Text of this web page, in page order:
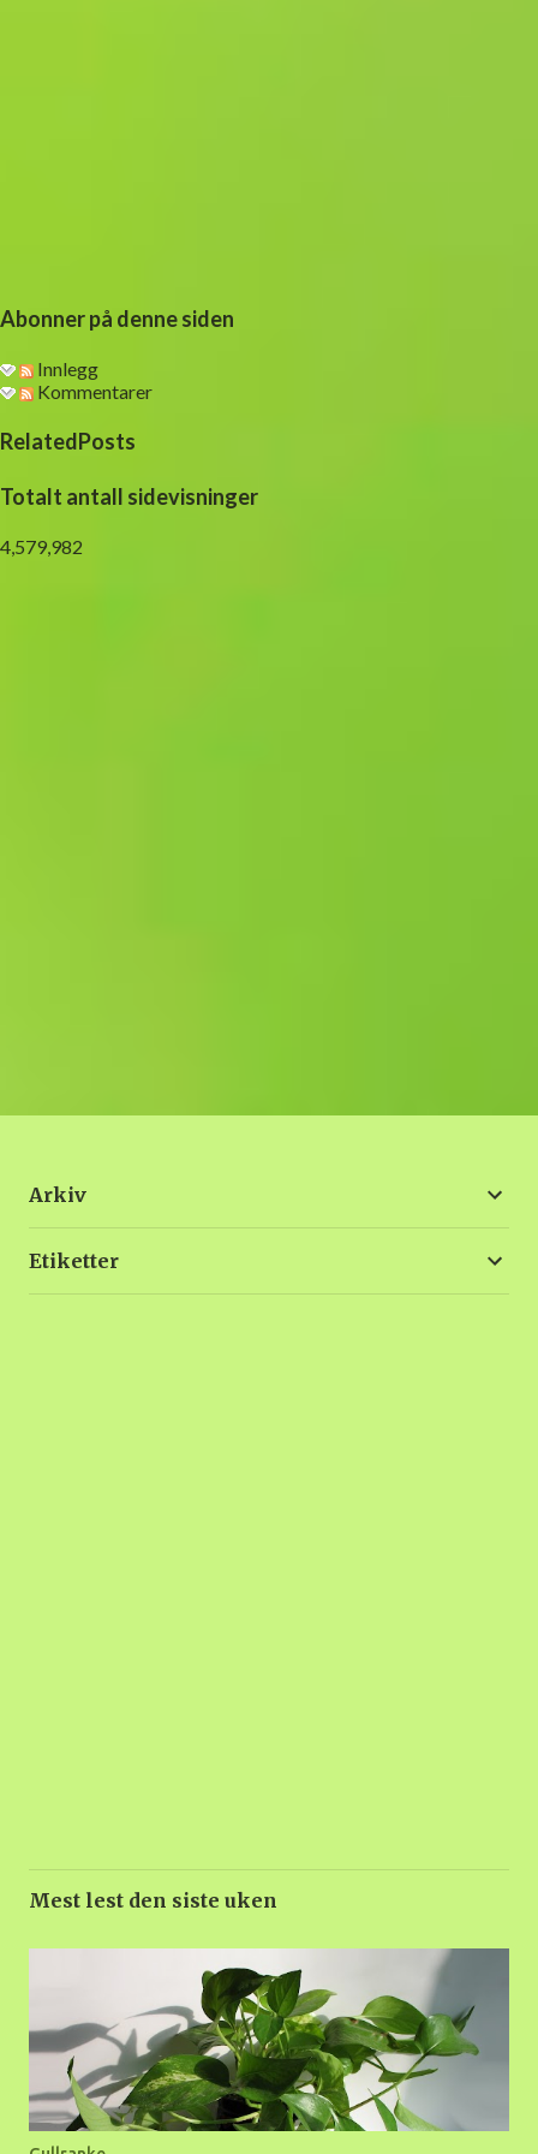
Abonner på denne siden
Innlegg
Kommentarer
RelatedPosts
Totalt antall sidevisninger
4,579,982
Arkiv
Etiketter
Mest lest den siste uken